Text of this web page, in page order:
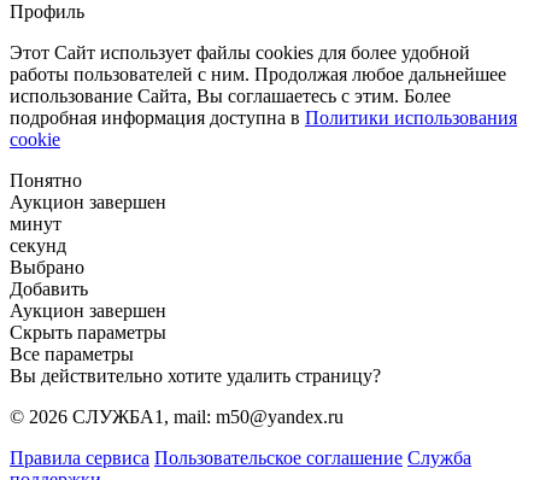
Профиль
Этот Сайт использует файлы cookies для более удобной
работы пользователей с ним. Продолжая любое дальнейшее
использование Сайта, Вы соглашаетесь с этим. Более
подробная информация доступна в Политики использования
cookie
Понятно
Аукцион завершен
минут
секунд
Выбрано
Добавить
Аукцион завершен
Скрыть параметры
Все параметры
Вы действительно хотите удалить страницу?
© 2026 СЛУЖБА1, mail: m50@yandex.ru
Правила сервиса Пользовательское соглашение Служба